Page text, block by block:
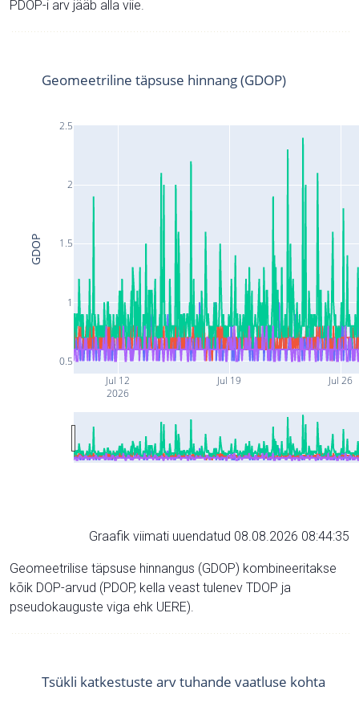
PDOP-i arv jääb alla viie.
Jul 12
2026
Jul 19 Jul 26
0.5
1
1.5
2
2.5
Geomeetriline täpsuse hinnang (GDOP)
GDOP
Graafik viimati uuendatud 08.08.2026 08:44:35
Geomeetrilise täpsuse hinnangus (GDOP) kombineeritakse
kõik DOP-arvud (PDOP, kella veast tulenev TDOP ja
pseudokauguste viga ehk UERE).
Tsükli katkestuste arv tuhande vaatluse kohta